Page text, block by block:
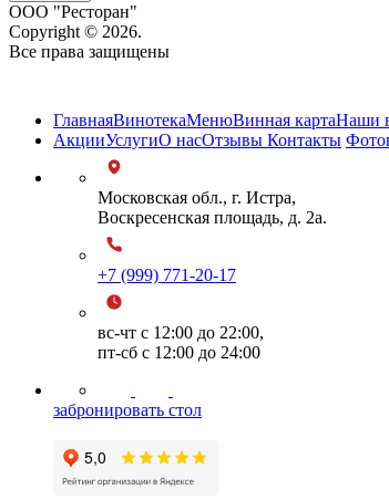
ООО "Ресторан"
Copyright © 2026.
Все права защищены
ГлавнаяВинотекаМенюВинная картаНаши
АкцииУслугиО насОтзывы Контакты
Московская обл., г. Истра,
Воскресенская площадь, д. 2а.
+7 (999) 771-20-17
вс-чт с 12:00 до 22:00,
пт-сб с 12:00 до 24:00
забронировать стол